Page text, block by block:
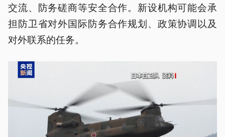
交流、防务磋商等安全合作。新设机构可能会承
担防卫省对外国际防务合作规划、政策协调以及
对外联系的任务。